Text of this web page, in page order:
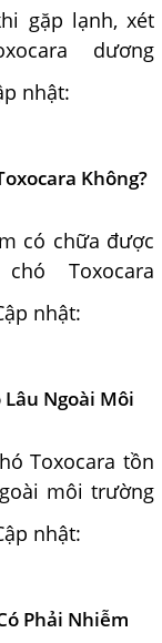
gặp lạnh, xét
dương
nguyên
Bác sĩ Nguyễn
ngừa sán...
nhật:
Không?
có chữa được
Toxocara
sĩ Bác sĩ
Lan giải đáp
dẫn điều trị
nhật:
Lâu Ngoài Môi
Toxocara tồn
môi trường
nhiễm nguy
người. Tiến sĩ
biết...
nhật:
Phải Nhiễm